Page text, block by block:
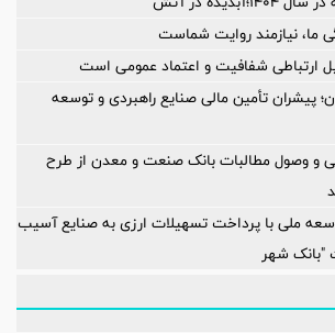
ما، نیازمند روایت شماست
پل ارتباطی شفافیت و اعتماد عمومی است
پیشران تأمین مالی صنایع راهبردی و توسعه
و وصول مطالبات بانک صنعت و معدن از طرح
ملی با پرداخت تسهیلات ارزی به صنایع آسیب
"بانک شهر